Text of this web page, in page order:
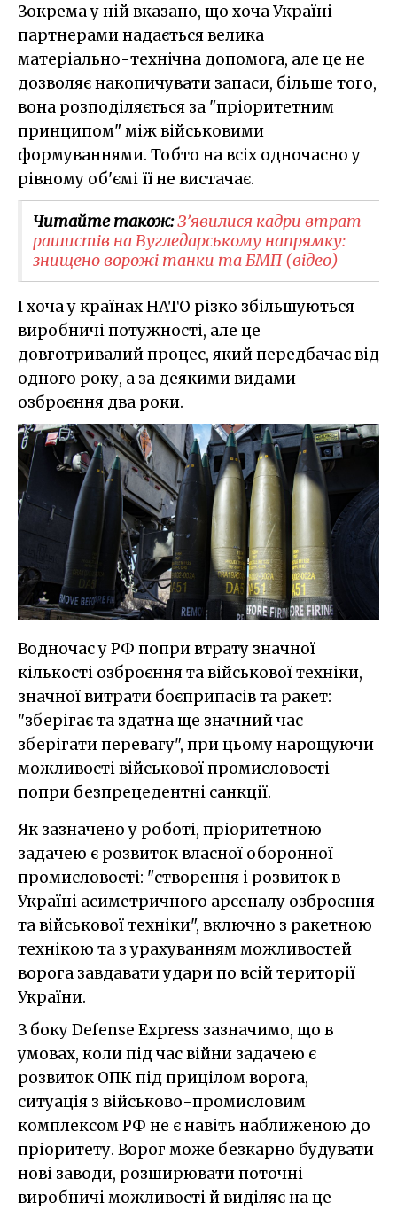
Зокрема у ній вказано, що хоча Україні
партнерами надається велика
матеріально-технічна допомога, але це не
дозволяє накопичувати запаси, більше того,
вона розподіляється за "пріоритетним
принципом" між військовими
формуваннями. Тобто на всіх одночасно у
рівному об'ємі її не вистачає.
Читайте також:З’явилися кадри втрат
рашистів на Вугледарському напрямку:
знищено ворожі танки та БМП (відео)
І хоча у країнах НАТО різко збільшуються
виробничі потужності, але це
довготривалий процес, який передбачає від
одного року, а за деякими видами
озброєння два роки.
Водночас у РФ попри втрату значної
кількості озброєння та військової техніки,
значної витрати боєприпасів та ракет:
"зберігає та здатна ще значний час
зберігати перевагу", при цьому нарощуючи
можливості військової промисловості
попри безпрецедентні санкції.
Як зазначено у роботі, пріоритетною
задачею є розвиток власної оборонної
промисловості: "створення і розвиток в
Україні асиметричного арсеналу озброєння
та військової техніки", включно з ракетною
технікою та з урахуванням можливостей
ворога завдавати удари по всій території
України.
З боку Defense Express зазначимо, що в
умовах, коли під час війни задачею є
розвиток ОПК під прицілом ворога,
ситуація з військово-промисловим
комплексом РФ не є навіть наближеною до
пріоритету. Ворог може безкарно будувати
нові заводи, розширювати поточні
виробничі можливості й виділяє на це